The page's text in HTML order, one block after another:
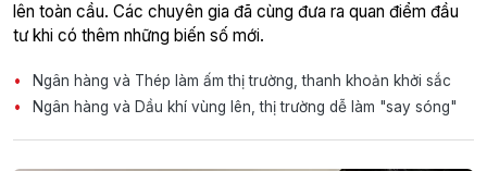
lên toàn cầu. Các chuyên gia đã cùng đưa ra quan điểm đầu
tư khi có thêm những biến số mới.
Ngân hàng và Thép làm ấm thị trường, thanh khoản khởi sắc
Ngân hàng và Dầu khí vùng lên, thị trường dễ làm "say sóng"